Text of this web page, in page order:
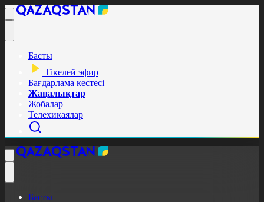
Басты
Тікелей эфир
Бағдарлама кестесі
Жаңалықтар
Жобалар
Телехикаялар
Басты